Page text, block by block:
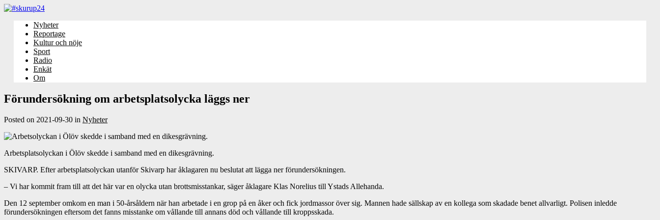
Nyheter
Reportage
Kultur och nöje
Sport
Radio
Enkät
Om
Förundersökning om arbetsplatsolycka läggs ner
Posted on 2021-09-30 in Nyheter
Arbetsplatsolyckan i Ölöv skedde i samband med en dikesgrävning.
SKIVARP. Efter arbetsplatsolyckan utanför Skivarp har åklagaren nu beslutat att lägga ner förundersökningen.
– Vi har kommit fram till att det här var en olycka utan brottsmisstankar, säger åklagare Klas Norelius till Ystads Allehanda.
Den 12 september omkom en man i 50-årsåldern när han arbetade i en grop på en åker och fick jordmassor över sig. Mannen hade sällskap av en kollega som skadade benet allvarligt. Polisen inledde
förundersökningen eftersom det fanns misstanke om vållande till annans död och vållande till kroppsskada.